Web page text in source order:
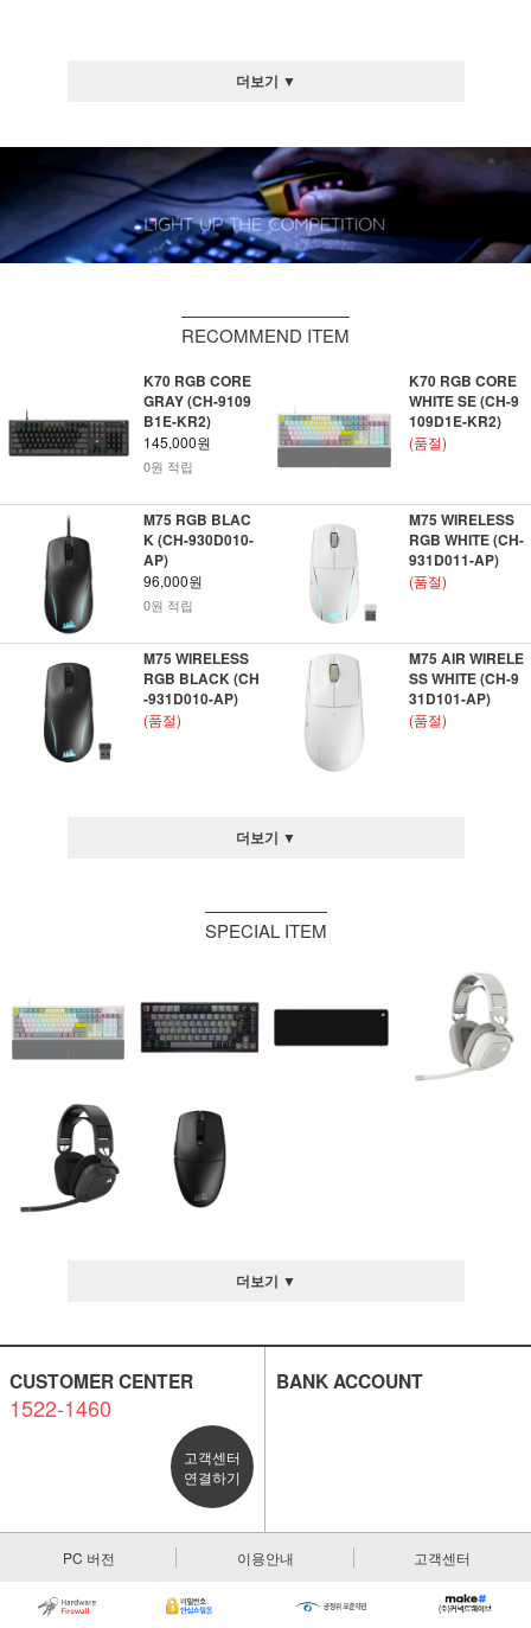
더보기 ▼
RECOMMEND ITEM
K70 RGB CORE
GRAY (CH-9109
B1E-KR2)
145,000원
0원 적립
K70 RGB CORE
WHITE SE (CH-9
109D1E-KR2)
(품절)
M75 RGB BLAC
K (CH-930D010-
AP)
96,000원
0원 적립
M75 WIRELESS
RGB WHITE (CH-
931D011-AP)
(품절)
M75 WIRELESS
RGB BLACK (CH
-931D010-AP)
(품절)
M75 AIR WIRELE
SS WHITE (CH-9
31D101-AP)
(품절)
더보기 ▼
SPECIAL ITEM
더보기 ▼
CUSTOMER CENTER
1522-1460
고객센터
연결하기
BANK ACCOUNT
PC 버전 이용안내 고객센터